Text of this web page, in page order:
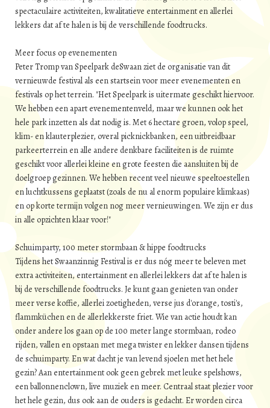
spectaculaire activiteiten, kwalitatieve entertainment en allerlei
lekkers dat af te halen is bij de verschillende foodtrucks.
Meer focus op evenementen
Peter Tromp van Speelpark deSwaan ziet de organisatie van dit
vernieuwde festival als een startsein voor meer evenementen en
festivals op het terrein. "Het Speelpark is uitermate geschikt hiervoor.
We hebben een apart evenementenveld, maar we kunnen ook het
hele park inzetten als dat nodig is. Met 6 hectare groen, volop speel,
klim- en klauterplezier, overal picknickbanken, een uitbreidbaar
parkeerterrein en alle andere denkbare faciliteiten is de ruimte
geschikt voor allerlei kleine en grote feesten die aansluiten bij de
doelgroep gezinnen. We hebben recent veel nieuwe speeltoestellen
en luchtkussens geplaatst (zoals de nu al enorm populaire klimkaas)
en op korte termijn volgen nog meer vernieuwingen. We zijn er dus
in alle opzichten klaar voor!"
Schuimparty, 100 meter stormbaan & hippe foodtrucks
Tijdens het Swaanzinnig Festival is er dus nóg meer te beleven met
extra activiteiten, entertainment en allerlei lekkers dat af te halen is
bij de verschillende foodtrucks. Je kunt gaan genieten van onder
meer verse koffie, allerlei zoetigheden, verse jus d'orange, tosti's,
flammküchen en de allerlekkerste friet. Wie van actie houdt kan
onder andere los gaan op de 100 meter lange stormbaan, rodeo
rijden, vallen en opstaan met mega twister en lekker dansen tijdens
de schuimparty. En wat dacht je van levend sjoelen met het hele
gezin? Aan entertainment ook geen gebrek met leuke spelshows,
een ballonnenclown, live muziek en meer. Centraal staat plezier voor
het hele gezin, dus ook aan de ouders is gedacht. Er worden circa